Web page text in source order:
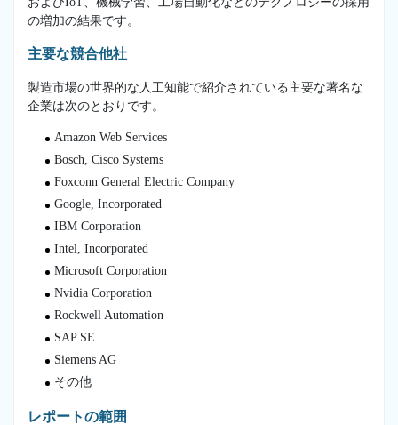
の増加の結果です。
主要な競合他社
製造市場の世界的な人工知能で紹介されている主要な著名な
企業は次のとおりです。
Amazon Web Services
Bosch, Cisco Systems
Foxconn General Electric Company
Google, Incorporated
IBM Corporation
Intel, Incorporated
Microsoft Corporation
Nvidia Corporation
Rockwell Automation
SAP SE
Siemens AG
その他
レポートの範囲